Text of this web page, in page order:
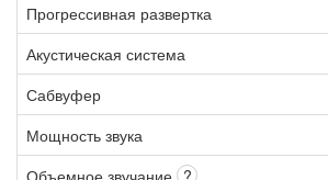
Прогрессивная развертка
Акустическая система
Сабвуфер
Мощность звука
Объемное звучание ?